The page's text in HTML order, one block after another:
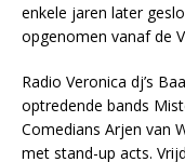
enkele jaren later
opgenomen vanaf de
Radio Veronica dj’s
optredende bands
Comedians Arjen van
met stand-up acts.